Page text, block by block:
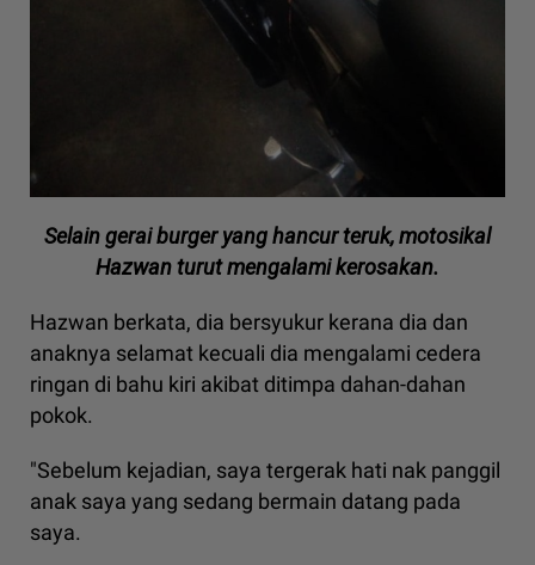
Selain gerai burger yang hancur teruk, motosikal
Hazwan turut mengalami kerosakan.
Hazwan berkata, dia bersyukur kerana dia dan
anaknya selamat kecuali dia mengalami cedera
ringan di bahu kiri akibat ditimpa dahan-dahan
pokok.
"Sebelum kejadian, saya tergerak hati nak panggil
anak saya yang sedang bermain datang pada
saya.